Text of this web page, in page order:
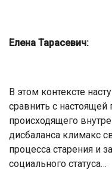
Елена Тарасевич:
В этом контексте
сравнить с
происходящего
дисбаланса климакс
процесса старения и
социального статуса…